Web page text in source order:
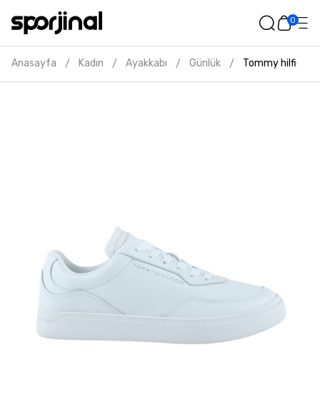
0
Anasayfa / Kadın / Ayakkabı / Günlük / Tommy hilfiger